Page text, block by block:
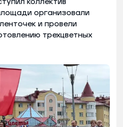
коллектив
организовали
и провели
трехцветных